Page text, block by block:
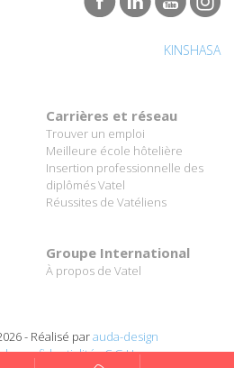
KINSHASA
Carrières et réseau
Trouver un emploi
Meilleure école hôtelière
Insertion professionnelle des
diplômés Vatel
Réussites de Vatéliens
Groupe International
À propos de Vatel
- Réalisé parauda-design
confidentialité-C.G.U.